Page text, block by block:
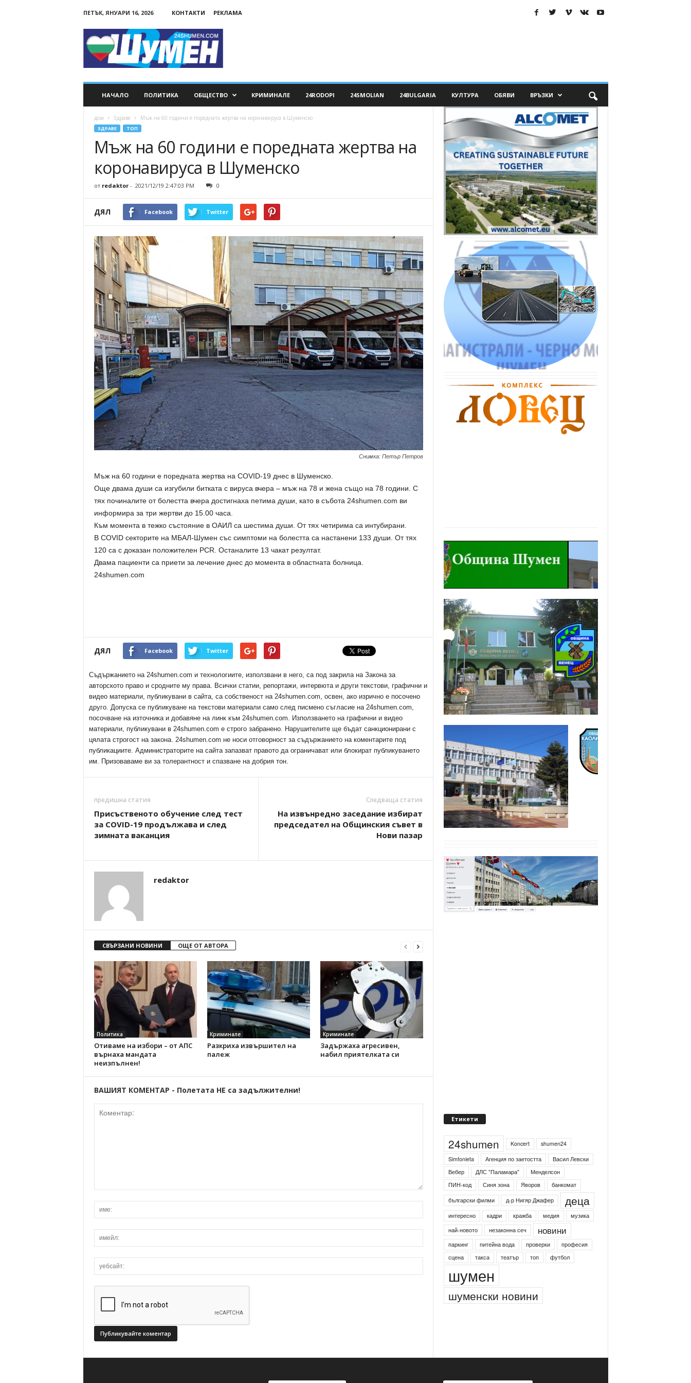
ПЕТЪК, ЯНУАРИ 16, 2026 КОНТАКТИ РЕКЛАМА
НАЧАЛО ПОЛИТИКА ОБЩЕСТВО КРИМИНАЛЕ 24RODOPI 24SMOLIAN 24BULGARIA КУЛТУРА ОБЯВИ ВРЪЗКИ
дом Здраве Мъж на 60 години е поредната жертва на коронавируса в Шуменско
ЗДРАВЕ ТОП
Мъж на 60 години е поредната жертва на
коронавируса в Шуменско
от redaktor- 2021/12/19 2:47:03 PM 0
ДЯЛ Facebook Twitter
Снимка: Петър Петров
Мъж на 60 години е поредната жертва на COVID-19 днес в Шуменско.
Още двама души са изгубили битката с вируса вчера – мъж на 78 и жена също на 78 години. С
тях починалите от болестта вчера достигнаха петима души, като в събота 24shumen.com ви
информира за три жертви до 15.00 часа.
Към момента в тежко състояние в ОАИЛ са шестима души. От тях четирима са интубирани.
В COVID секторите на МБАЛ-Шумен със симптоми на болестта са настанени 133 души. От тях
120 са с доказан положителен PCR. Останалите 13 чакат резултат.
Двама пациенти са приети за лечение днес до момента в областната болница.
24shumen.com
ДЯЛ Facebook Twitter
Съдържанието на 24shumen.com и технологиите, използвани в него, са под закрила на Закона за
авторското право и сродните му права. Всички статии, репортажи, интервюта и други текстови, графични и
видео материали, публикувани в сайта, са собственост на 24shumen.com, освен, ако изрично е посочено
друго. Допуска се публикуване на текстови материали само след писмено съгласие на 24shumen.com,
посочване на източника и добавяне на линк към 24shumen.com. Използването на графични и видео
материали, публикувани в 24shumen.com е строго забранено. Нарушителите ще бъдат санкционирани с
цялата строгост на закона. 24shumen.com не носи отговорност за съдържанието на коментарите под
публикациите. Администраторите на сайта запазват правото да ограничават или блокират публикуването
им. Призоваваме ви за толерантност и спазване на добрия тон.
предишна статия
Присъственото обучение след тест
за COVID-19 продължава и след
зимната ваканция
Следваща статия
На извънредно заседание избират
председател на Общинския съвет в
Нови пазар
redaktor
СВЪРЗАНИ НОВИНИ ОЩЕ ОТ АВТОРА
Политика
Отиваме на избори – от АПС
върнаха мандата
неизпълнен!
Криминале
Разкриха извършител на
палеж
Криминале
Задържаха агресивен,
набил приятелката си
ВАШИЯТ КОМЕНТАР - Полетата НЕ са задължителни!
Етикети
24shumen Koncert
shumen24
Simfonieta
Агенция по заетостта
Васил Левски
Вебер
ДЛС "Паламара"
Менделсон
ПИН-код
Синя зона Яворов
банкомат
български филми
д-р Нигяр Джафер деца
интересно кадри кражба медия
най-новото
незаконна сеч новини
паркинг питейна вода проверки
професия
сцена
такса
шумен